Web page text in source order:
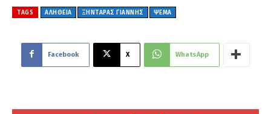
TAGS ΑΛΗΘΕΙΑ ΞΗΝΤΑΡΑΣ ΓΙΑΝΝΗΣ ΨΕΜΑ
Facebook X WhatsApp